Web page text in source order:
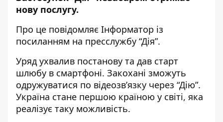
нову послугу.
Про це повідомляє Інформатор із
посиланням на пресслужбу “Дія”.
Уряд ухвалив постанову та дав старт
шлюбу в смартфоні. Закохані зможуть
одружуватися по відеозв’язку через “Дію”.
Україна стане першою країною у світі, яка
реалізує таку можливість.